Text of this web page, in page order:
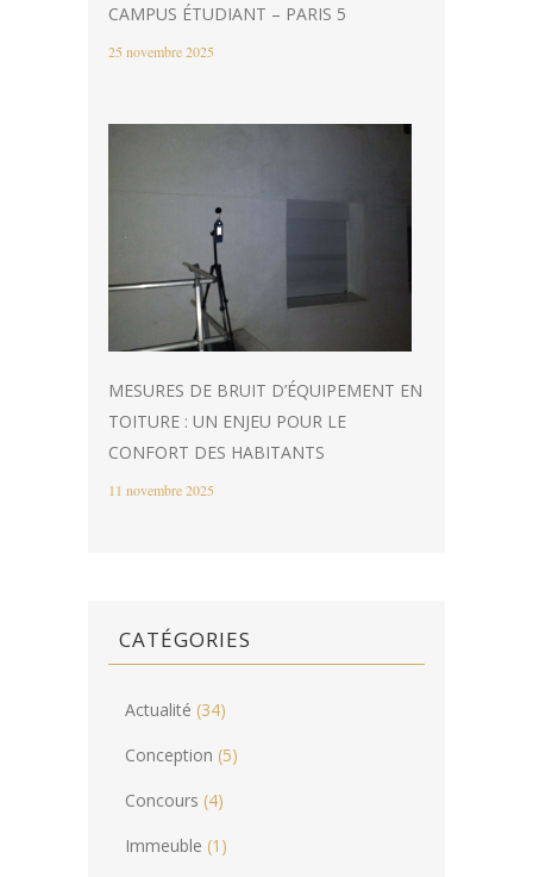
CAMPUS ÉTUDIANT – PARIS 5
25 novembre 2025
MESURES DE BRUIT D’ÉQUIPEMENT EN
TOITURE : UN ENJEU POUR LE
CONFORT DES HABITANTS
11 novembre 2025
CATÉGORIES
Actualité (34)
Conception (5)
Concours (4)
Immeuble (1)